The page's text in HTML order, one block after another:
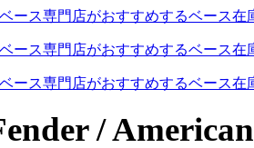
ベース専門店がおすすめするベース在
ベース専門店がおすすめするベース在
ベース専門店がおすすめするベース在
/